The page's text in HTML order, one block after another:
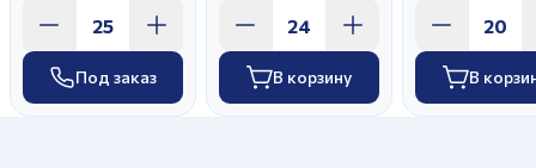
Под заказ В корзину В